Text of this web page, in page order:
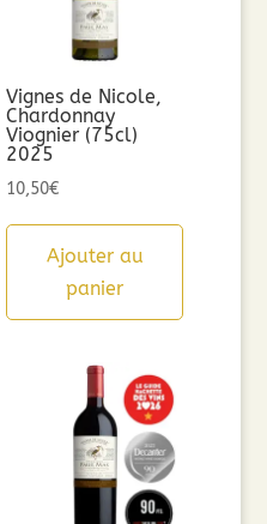
Vignes de Nicole,
Chardonnay
Viognier (75cl)
2025
10,50€
Ajouter au
panier